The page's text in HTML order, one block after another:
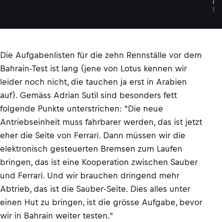
E
S
Die Aufgabenlisten für die zehn Rennställe vor dem
Bahrain-Test ist lang (jene von Lotus kennen wir
leider noch nicht, die tauchen ja erst in Arabien
auf). Gemäss Adrian Sutil sind besonders fett
folgende Punkte unterstrichen: "Die neue
Antriebseinheit muss fahrbarer werden, das ist jetzt
eher die Seite von Ferrari. Dann müssen wir die
elektronisch gesteuerten Bremsen zum Laufen
bringen, das ist eine Kooperation zwischen Sauber
und Ferrari. Und wir brauchen dringend mehr
Abtrieb, das ist die Sauber-Seite. Dies alles unter
einen Hut zu bringen, ist die grösse Aufgabe, bevor
wir in Bahrain weiter testen."